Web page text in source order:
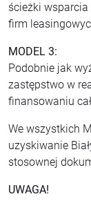
ścieżki
firm
MODEL 3:
Podobnie jak
zastępstwo w
finansowaniu
We wszystkich
uzyskiwanie
stosownej
UWAGA!